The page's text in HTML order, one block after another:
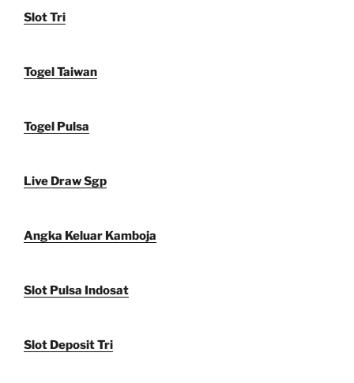
Slot Tri
Togel Taiwan
Togel Pulsa
Live Draw Sgp
Angka Keluar Kamboja
Slot Pulsa Indosat
Slot Deposit Tri